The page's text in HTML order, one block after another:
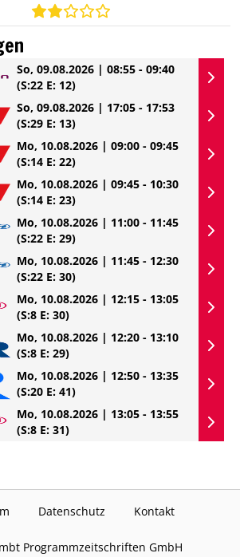
So, 09.08.2026 | 08:55 - 09:40
(S:22 E: 12)
So, 09.08.2026 | 17:05 - 17:53
(S:29 E: 13)
Mo, 10.08.2026 | 09:00 - 09:45
(S:14 E: 22)
Mo, 10.08.2026 | 09:45 - 10:30
(S:14 E: 23)
Mo, 10.08.2026 | 11:00 - 11:45
(S:22 E: 29)
Mo, 10.08.2026 | 11:45 - 12:30
(S:22 E: 30)
Mo, 10.08.2026 | 12:15 - 13:05
(S:8 E: 30)
Mo, 10.08.2026 | 12:20 - 13:10
(S:8 E: 29)
Mo, 10.08.2026 | 12:50 - 13:35
(S:20 E: 41)
Mo, 10.08.2026 | 13:05 - 13:55
(S:8 E: 31)
Datenschutz Kontakt
Programmzeitschriften GmbH